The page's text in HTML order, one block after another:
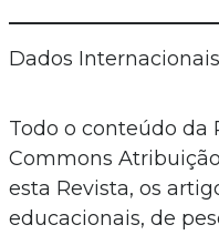
Dados
Todo o conteúdo da
Commons
esta Revista, os
educacionais, de